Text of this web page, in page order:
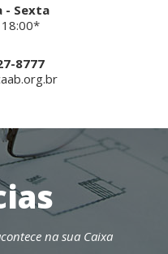
- Sexta
8777
na sua Caixa